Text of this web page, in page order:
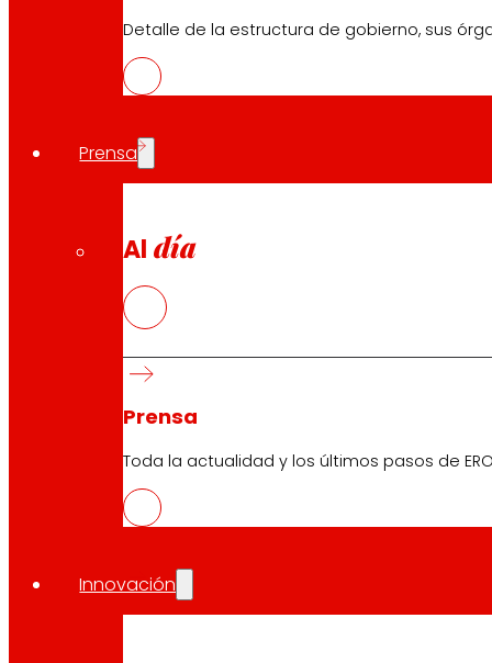
Detalle de la estructura de gobierno, sus
Prensa
Al día
Prensa
Toda la actualidad y los últimos pasos de
Innovación